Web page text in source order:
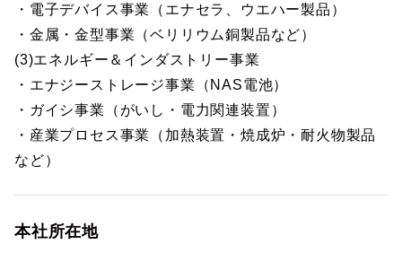
・電子デバイス事業（エナセラ、ウエハー製品）
・金属・金型事業（ベリリウム銅製品など）
(3)エネルギー＆インダストリー事業
・エナジーストレージ事業（NAS電池）
・ガイシ事業（がいし・電力関連装置）
・産業プロセス事業（加熱装置・焼成炉・耐火物製品
など）
本社所在地